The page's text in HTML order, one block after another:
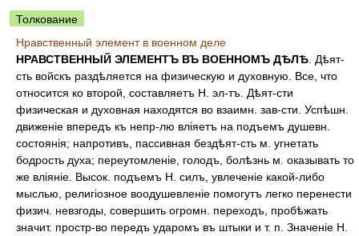
Толкование
Нравственный элемент в военном деле
НРАВСТВЕННЫЙ ЭЛЕМЕНТЪ ВЪ ВОЕННОМЪ ДѢЛѢ . Дѣят-
сть войскъ раздѣляется на физическую и духовную. Все, что
относится ко второй, составляетъ Н. эл-тъ. Дѣят-сти
физическая и духовная находятся во взаимн. зав-сти. Успѣшн.
движеніе впередъ къ непр-лю вліяетъ на подъемъ душевн.
состоянія; напротивъ, пассивная бездѣят-сть м. угнетать
бодрость духа; переутомленіе, голодъ, болѣзнь м. оказывать то
же вліяніе. Высок. подъемъ Н. силъ, увлеченіе какой-либо
мыслью, религіозное воодушевленіе помогутъ легко перенести
физич. невзгоды, совершить огромн. переходъ, пробѣжать
значит. простр-во передъ ударомъ въ штыки и т. п. Значеніе Н.